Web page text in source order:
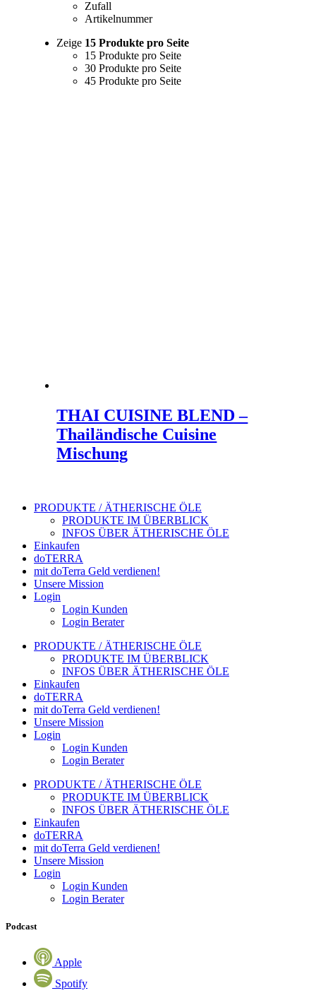
Zufall
Artikelnummer
Zeige 15 Produkte pro Seite
15 Produkte pro Seite
30 Produkte pro Seite
45 Produkte pro Seite
THAI CUISINE BLEND –
Thailändische Cuisine
Mischung
PRODUKTE / ÄTHERISCHE ÖLE
PRODUKTE IM ÜBERBLICK
INFOS ÜBER ÄTHERISCHE ÖLE
Einkaufen
doTERRA
mit doTerra Geld verdienen!
Unsere Mission
Login
Login Kunden
Login Berater
PRODUKTE / ÄTHERISCHE ÖLE
PRODUKTE IM ÜBERBLICK
INFOS ÜBER ÄTHERISCHE ÖLE
Einkaufen
doTERRA
mit doTerra Geld verdienen!
Unsere Mission
Login
Login Kunden
Login Berater
PRODUKTE / ÄTHERISCHE ÖLE
PRODUKTE IM ÜBERBLICK
INFOS ÜBER ÄTHERISCHE ÖLE
Einkaufen
doTERRA
mit doTerra Geld verdienen!
Unsere Mission
Login
Login Kunden
Login Berater
Podcast
Apple
Spotify